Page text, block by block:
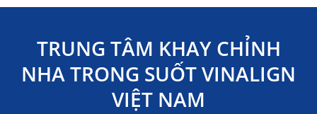
TRUNG TÂM KHAY CHỈNH
NHA TRONG SUỐT VINALIGN
VIỆT NAM